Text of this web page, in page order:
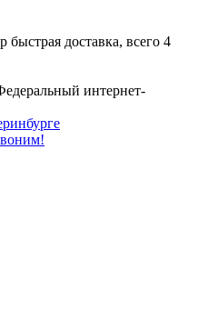
быстрая доставка, всего 4
интернет-